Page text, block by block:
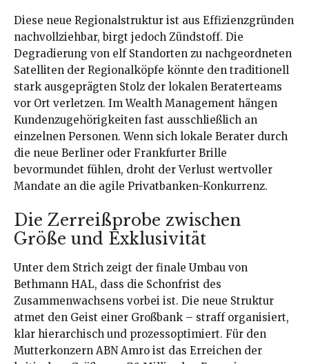
Diese neue Regionalstruktur ist aus Effizienzgründen
nachvollziehbar, birgt jedoch Zündstoff. Die
Degradierung von elf Standorten zu nachgeordneten
Satelliten der Regionalköpfe könnte den traditionell
stark ausgeprägten Stolz der lokalen Beraterteams
vor Ort verletzen. Im Wealth Management hängen
Kundenzugehörigkeiten fast ausschließlich an
einzelnen Personen. Wenn sich lokale Berater durch
die neue Berliner oder Frankfurter Brille
bevormundet fühlen, droht der Verlust wertvoller
Mandate an die agile Privatbanken-Konkurrenz.
Die Zerreißprobe zwischen
Größe und Exklusivität
Unter dem Strich zeigt der finale Umbau von
Bethmann HAL, dass die Schonfrist des
Zusammenwachsens vorbei ist. Die neue Struktur
atmet den Geist einer Großbank – straff organisiert,
klar hierarchisch und prozessoptimiert. Für den
Mutterkonzern ABN Amro ist das Erreichen der